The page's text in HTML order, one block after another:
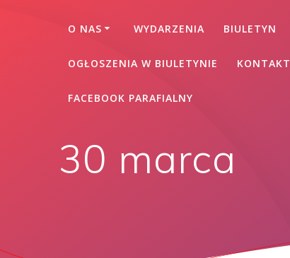
O NAS WYDARZENIA BIULETYN
OGŁOSZENIA W BIULETYNIE KONTAKT
FACEBOOK PARAFIALNY
30 marca